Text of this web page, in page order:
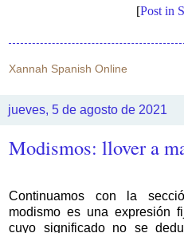
[Post in
Xannah Spanish Online
jueves, 5 de agosto de 2021
Modismos: llover a
Continuamos con la
modismo es una expresión
cuyo significado no se